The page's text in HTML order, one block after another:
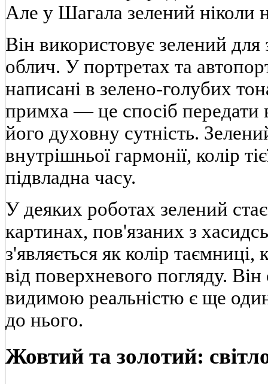
Але у Шагала зелений ніколи
Він використовує зелений
облич. У портретах та
написані в зелено-голубих
примха — це спосіб передати
його духовну сутність.
внутрішньої гармонії, колір
підвладна часу.
У деяких роботах зелений
картинах, пов'язаних з
з'являється як колір таємниці,
від поверхневого погляду.
видимою реальністю є ще
до нього.
Жовтий та золотий: